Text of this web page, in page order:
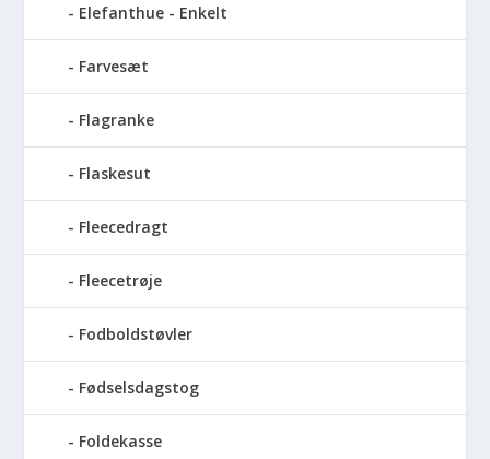
Elefanthue - Enkelt
Farvesæt
Flagranke
Flaskesut
Fleecedragt
Fleecetrøje
Fodboldstøvler
Fødselsdagstog
Foldekasse